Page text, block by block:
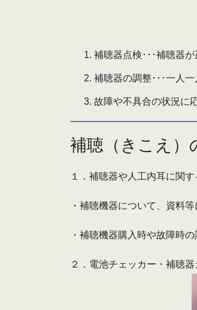
補聴器点検･･･補聴器
補聴器の調整･･･一人
故障や不具合の状況に
補聴（きこえ）
１．補聴器や人工内耳に関す
・補聴機器について、資料
・補聴機器購入時や故障時
２．電池チェッカー・補聴